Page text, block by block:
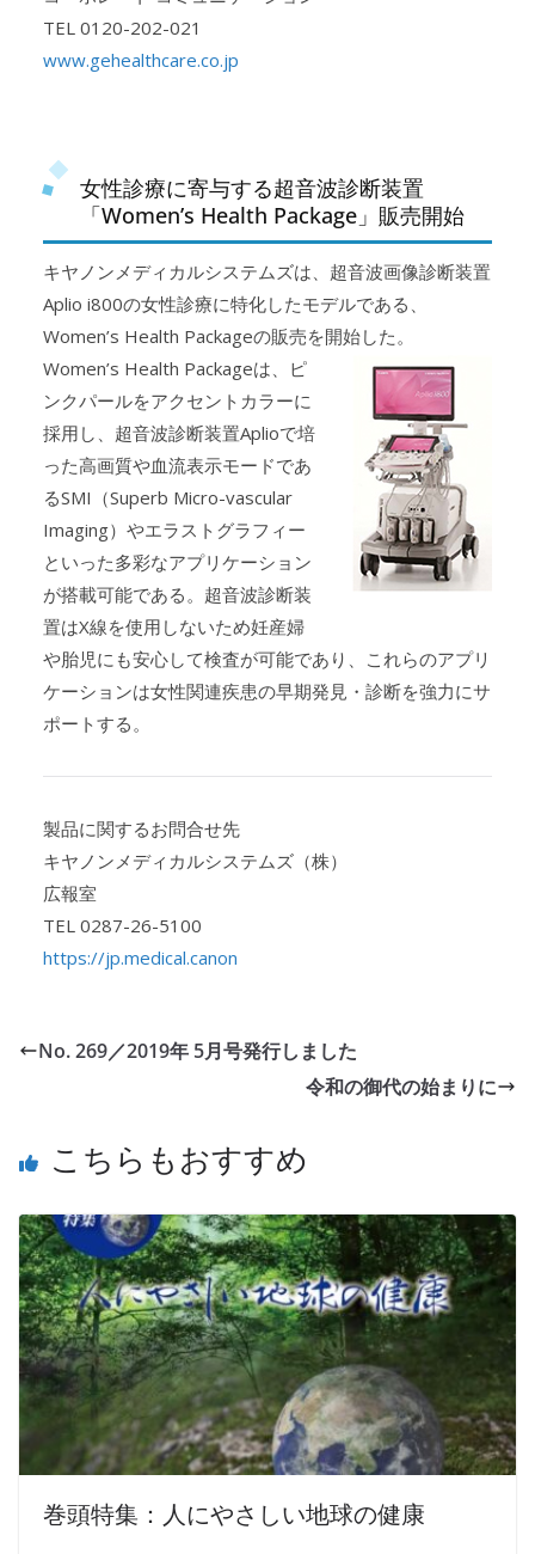
TEL 0120-202-021
www.gehealthcare.co.jp
女性診療に寄与する超音波診断装置
「Women’s Health Package」販売開始
キヤノンメディカルシステムズは、超音波画像診断装置
Aplio i800の女性診療に特化したモデルである、
Women’s Health Packageの販売を開始した。
Women’s Health Packageは、ピ
ンクパールをアクセントカラーに
採用し、超音波診断装置Aplioで培
った高画質や血流表示モードであ
るSMI（Superb Micro-vascular
Imaging）やエラストグラフィー
といった多彩なアプリケーション
が搭載可能である。超音波診断装
置はX線を使用しないため妊産婦
や胎児にも安心して検査が可能であり、これらのアプリ
ケーションは女性関連疾患の早期発見・診断を強力にサ
ポートする。
製品に関するお問合せ先
キヤノンメディカルシステムズ（株）
広報室
TEL 0287-26-5100
https://jp.medical.canon
No. 269／2019年 5月号発行しました
令和の御代の始まりに
こちらもおすすめ
巻頭特集：人にやさしい地球の健康